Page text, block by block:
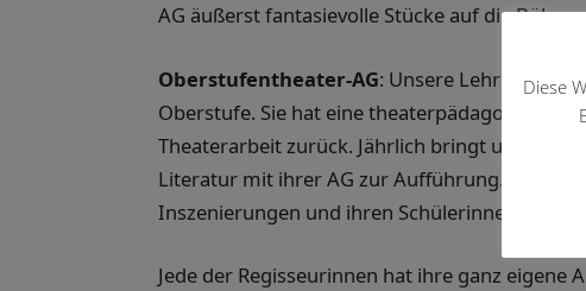
AG äußerst fantasievolle Stücke auf die
Oberstufentheater-AG: Unsere Lehrerin
Oberstufe. Sie hat eine theaterpädagogische
Theaterarbeit zurück. Jährlich bringt und
Literatur mit ihrer AG zur Aufführung. Seit
Inszenierungen und ihren Schülerinnen und
Jede der Regisseurinnen hat ihre ganz eigene
Diese